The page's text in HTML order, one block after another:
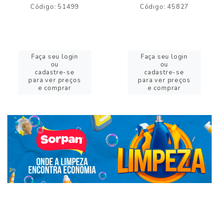
Código: 51499
Faça seu login
ou
cadastre-se
para ver preços
e comprar
Código: 45827
Faça seu login
ou
cadastre-se
para ver preços
e comprar